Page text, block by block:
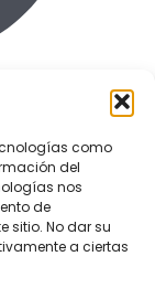
como
del
nos
de
sitio. No dar su
a ciertas